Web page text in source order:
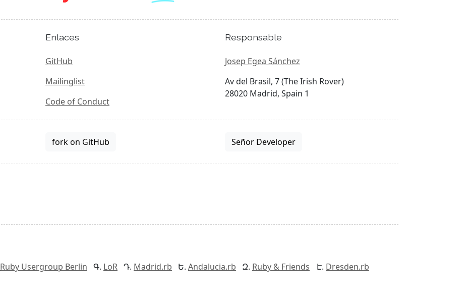
Enlaces
GitHub
Mailinglist
Code of Conduct
Responsable
Josep Egea Sánchez
Av del Brasil, 7 (The Irish Rover)
28020 Madrid, Spain 1
fork on GitHub Señor Developer
Ruby Usergroup Berlin LoR Madrid.rb Andalucia.rb Ruby & Friends
Dresden.rb